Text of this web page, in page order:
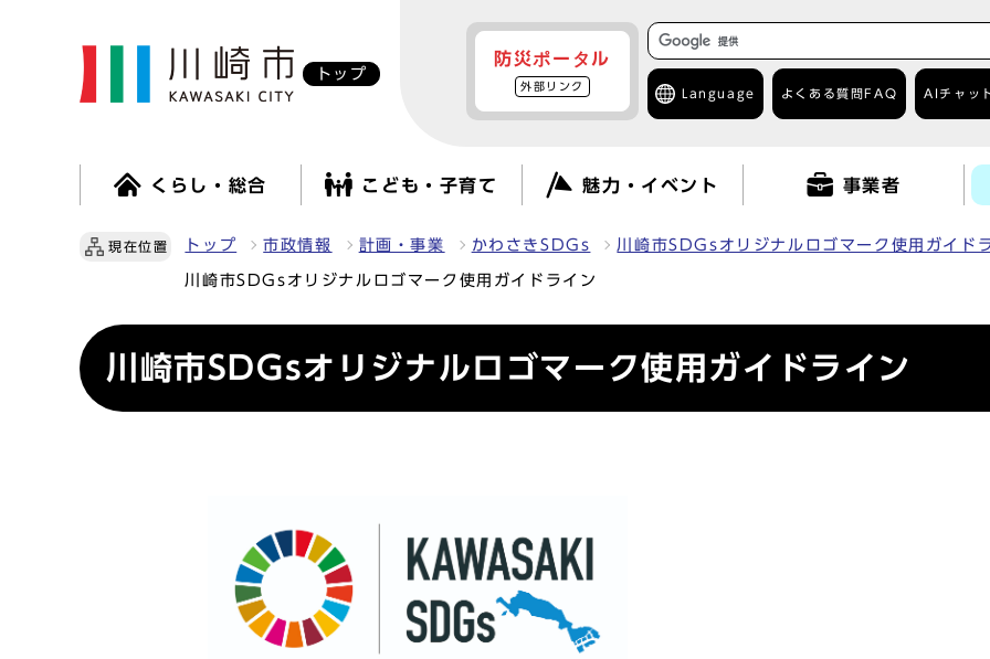
トップ
防災ポータル
外部リンク
Language よくある質問 FAQ AIチャッ
くらし・総合 こども・子育て 魅力・イベント 事業者
現在位置 トップ 市政情報 計画・事業 かわさきSDGs 川崎市SDGsオリジナルロゴマーク使用ガイド
川崎市SDGsオリジナルロゴマーク使用ガイドライン
川崎市SDGsオリジナルロゴマーク使用ガイドライン